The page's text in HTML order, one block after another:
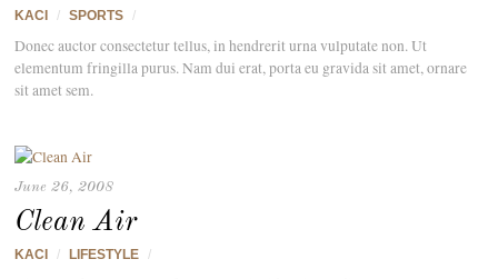
KACI / SPORTS /
Donec auctor consectetur tellus, in hendrerit urna vulputate non. Ut
elementum fringilla purus. Nam dui erat, porta eu gravida sit amet, ornare
sit amet sem.
June 26, 2008
Clean Air
KACI / LIFESTYLE /